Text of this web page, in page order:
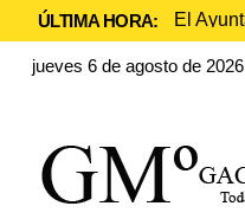
ÚLTIMA HORA: El
jueves 6 de agosto de